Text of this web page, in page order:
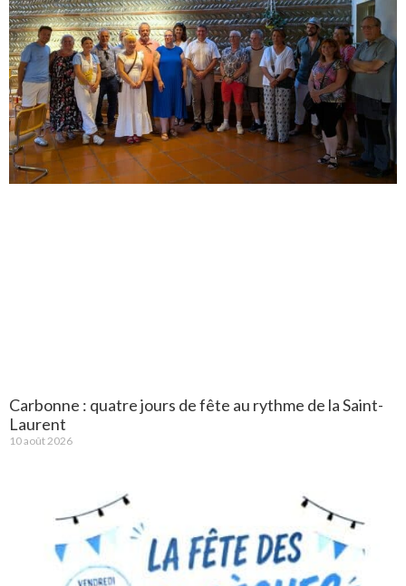
Carbonne : quatre jours de fête au rythme de la Saint-
Laurent
10 août 2026